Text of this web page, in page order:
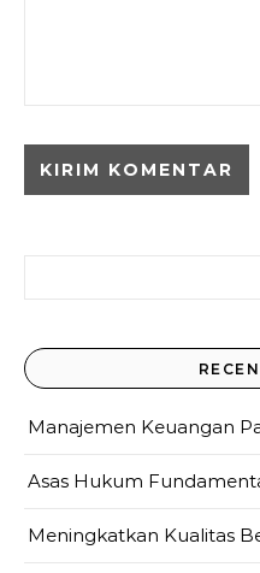
Manajemen Keuangan
Asas Hukum
Meningkatkan Kualitas